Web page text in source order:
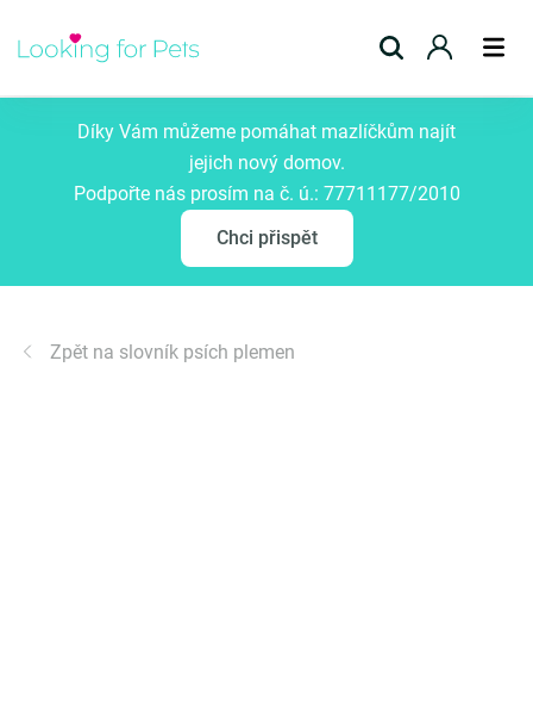
Díky Vám můžeme pomáhat mazlíčkům najít
jejich nový domov.
Podpořte nás prosím na č. ú.: 77711177/2010
Chci přispět
Zpět na slovník psích plemen